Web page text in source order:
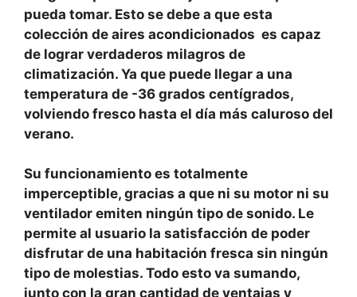
pueda tomar. Esto se debe a que esta
colección de aires acondicionados es capaz
de lograr verdaderos milagros de
climatización. Ya que puede llegar a una
temperatura de -36 grados centígrados,
volviendo fresco hasta el día más caluroso del
verano.
Su funcionamiento es totalmente
imperceptible, gracias a que ni su motor ni su
ventilador emiten ningún tipo de sonido. Le
permite al usuario la satisfacción de poder
disfrutar de una habitación fresca sin ningún
tipo de molestias. Todo esto va sumando,
junto con la gran cantidad de ventajas y